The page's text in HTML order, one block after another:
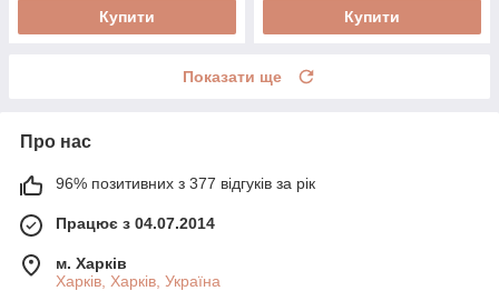
Купити Купити
Показати ще
Про нас
96% позитивних з 377 відгуків за рік
Працює з 04.07.2014
м. Харків
Харків, Харків, Україна